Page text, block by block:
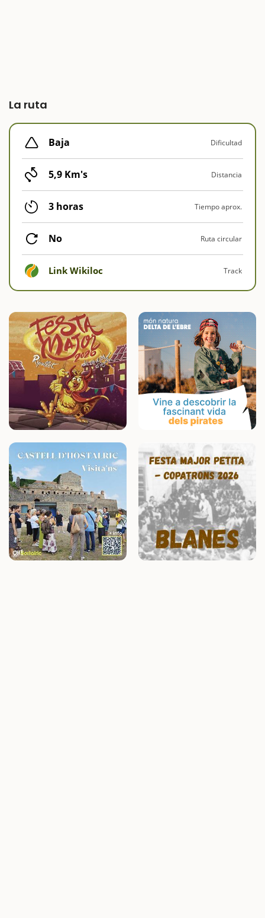
La ruta
Baja Dificultad
5,9 Km's Distancia
3 horas Tiempo aprox.
No Ruta circular
Link Wikiloc Track